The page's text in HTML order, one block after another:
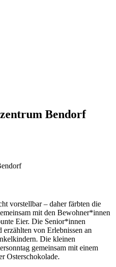
Bendorf
vorstellbar – daher färbten die
mit den Bewohner*innen
Eier. Die Senior*innen
von Erlebnissen an
Die kleinen
gemeinsam mit einem
Osterschokolade.